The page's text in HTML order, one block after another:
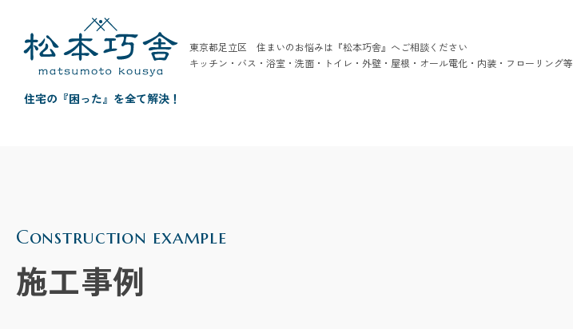
住宅の『困った』を全て解決！
東京都足立区 住まいのお悩みは『松本巧舎』へご相談ください
キッチン・バス・浴室・洗面・トイレ・外壁・屋根・オール電化・内装・フローリング等
Construction example
施工事例